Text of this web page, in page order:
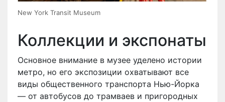
New York Transit Museum
Коллекции и экспонаты
Основное внимание в музее уделено истории
метро, но его экспозиции охватывают все
виды общественного транспорта Нью-Йорка
— от автобусов до трамваев и пригородных